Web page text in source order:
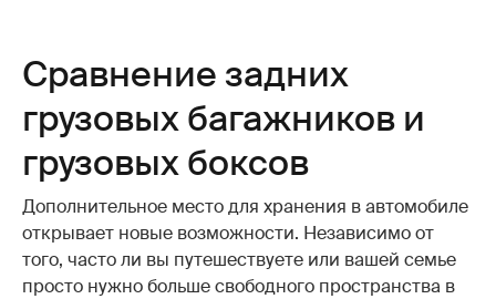
Сравнение задних
грузовых багажников и
грузовых боксов
Дополнительное место для хранения в автомобиле
открывает новые возможности. Независимо от
того, часто ли вы путешествуете или вашей семье
просто нужно больше свободного пространства в